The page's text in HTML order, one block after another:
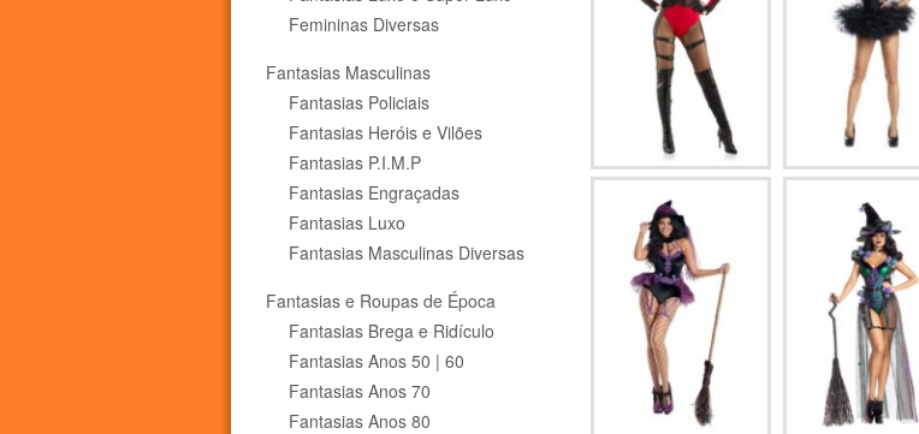
Femininas Diversas
Fantasias Masculinas
Fantasias Policiais
Fantasias Heróis e Vilões
Fantasias P.I.M.P
Fantasias Engraçadas
Fantasias Luxo
Fantasias Masculinas Diversas
Fantasias e Roupas de Época
Fantasias Brega e Ridículo
Fantasias Anos 50 | 60
Fantasias Anos 70
Fantasias Anos 80